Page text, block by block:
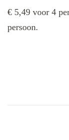
€ 5,49 voor 4
persoon.